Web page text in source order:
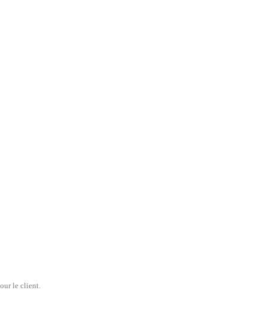
le client.